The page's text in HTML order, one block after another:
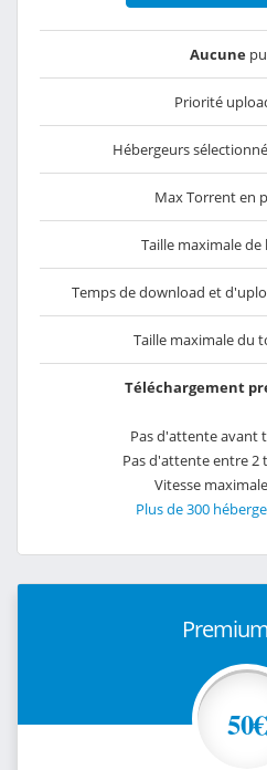
Aucune
Priorité
Hébergeurs
Max Torrent en
Taille maximale de
Temps de download et
Taille maximale du
Téléchargement
Pas d'attente avant
Pas d'attente entre 2
Vitesse
Plus de 300
50€